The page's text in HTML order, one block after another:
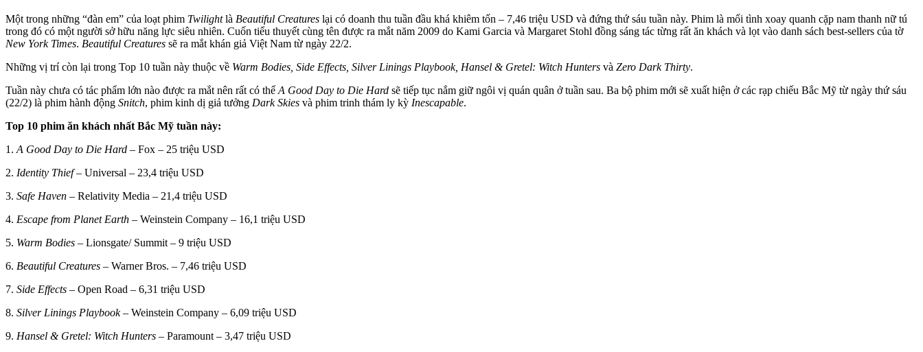
Một trong những “đàn em” của loạt phim Twilightlà Beautiful Creatures lại có doanh thu tuần đầu khá khiêm tốn – 7,46 triệu USD và đứng thứ sáu tuần này. Phim là mối tình xoay quanh cặp nam thanh nữ tú
trong đó có một người sở hữu năng lực siêu nhiên. Cuốn tiểu thuyết cùng tên được ra mắt năm 2009 do Kami Garcia và Margaret Stohl đồng sáng tác từng rất ăn khách và lọt vào danh sách best-sellers của tờ
New York Times. Beautiful Creatures sẽ ra mắt khán giả Việt Nam từ ngày 22/2.
Những vị trí còn lại trong Top 10 tuần này thuộc về Warm Bodies, Side Effects, Silver Linings Playbook, Hansel & Gretel: Witch Hunters và Zero Dark Thirty.
Tuần này chưa có tác phẩm lớn nào được ra mắt nên rất có thể A Good Day to Die Hard sẽ tiếp tục nắm giữ ngôi vị quán quân ở tuần sau. Ba bộ phim mới sẽ xuất hiện ở các rạp chiếu Bắc Mỹ từ ngày thứ sáu
(22/2) là phim hành động Snitch, phim kinh dị giả tưởng Dark Skies và phim trinh thám ly kỳ Inescapable.
Top 10 phim ăn khách nhất Bắc Mỹ tuần này:
1. A Good Day to Die Hard – Fox – 25 triệu USD
2. Identity Thief– Universal – 23,4 triệu USD
3. Safe Haven – Relativity Media – 21,4 triệu USD
4. Escape from Planet Earth – Weinstein Company – 16,1 triệu USD
5. Warm Bodies – Lionsgate/ Summit – 9 triệu USD
6. Beautiful Creatures – Warner Bros. – 7,46 triệu USD
7. Side Effects – Open Road – 6,31 triệu USD
8. Silver Linings Playbook– Weinstein Company – 6,09 triệu USD
9. Hansel & Gretel: Witch Hunters – Paramount – 3,47 triệu USD